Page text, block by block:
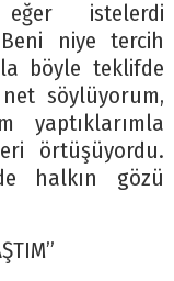
istelerdi
niye tercih
böyle teklifde
söylüyorum,
yaptıklarımla
örtüşüyordu.
halkın gözü